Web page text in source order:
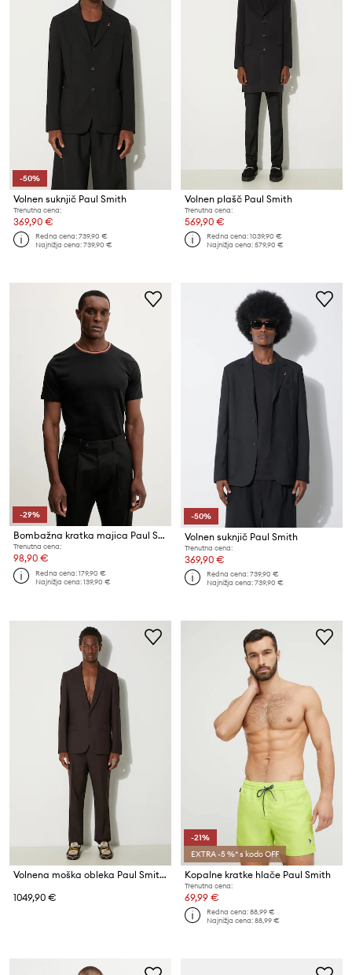
-50%
Volnen suknjič Paul Smith
Trenutna cena:
369,90 €
Redna cena:739,90 €
Najnižja cena:739,90 €
Volnen plašč Paul Smith
Trenutna cena:
569,90 €
Redna cena:1039,90 €
Najnižja cena:579,90 €
-29%
Bombažna kratka majica Paul Smith
Trenutna cena:
98,90 €
Redna cena:179,90 €
Najnižja cena:139,90 €
-50%
Volnen suknjič Paul Smith
Trenutna cena:
369,90 €
Redna cena:739,90 €
Najnižja cena:739,90 €
Volnena moška obleka Paul Smith
1049,90 €
-21%
EXTRA -5 %* s kodo OFF
Kopalne kratke hlače Paul Smith
Trenutna cena:
69,99 €
Redna cena:88,99 €
Najnižja cena:88,99 €